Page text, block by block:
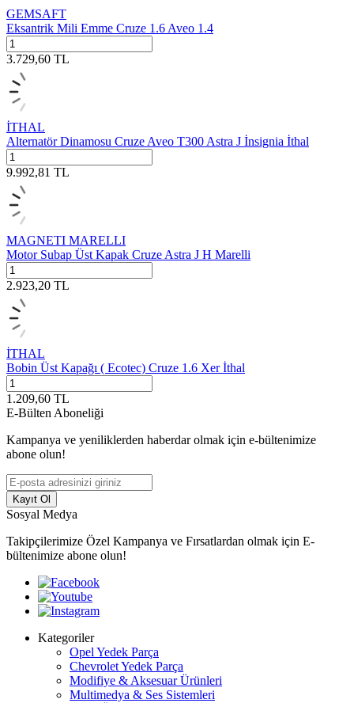
GEMSAFT
Eksantrik Mili Emme Cruze 1.6 Aveo 1.4
3.729,60 TL
İTHAL
Alternatör Dinamosu Cruze Aveo T300 Astra J İnsignia İthal
9.992,81 TL
MAGNETI MARELLI
Motor Subap Üst Kapak Cruze Astra J H Marelli
2.923,20 TL
İTHAL
Bobin Üst Kapağı ( Ecotec) Cruze 1.6 Xer İthal
1.209,60 TL
E-Bülten Aboneliği
Kampanya ve yeniliklerden haberdar olmak için e-bültenimize
abone olun!
Kayıt Ol
Sosyal Medya
Takipçilerimize Özel Kampanya ve Fırsatlardan olmak için E-
bültenimize abone olun!
Kategoriler
Opel Yedek Parça
Chevrolet Yedek Parça
Modifiye & Aksesuar Ürünleri
Multimedya & Ses Sistemleri